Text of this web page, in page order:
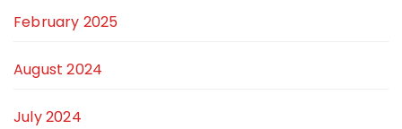
February 2025
August 2024
July 2024